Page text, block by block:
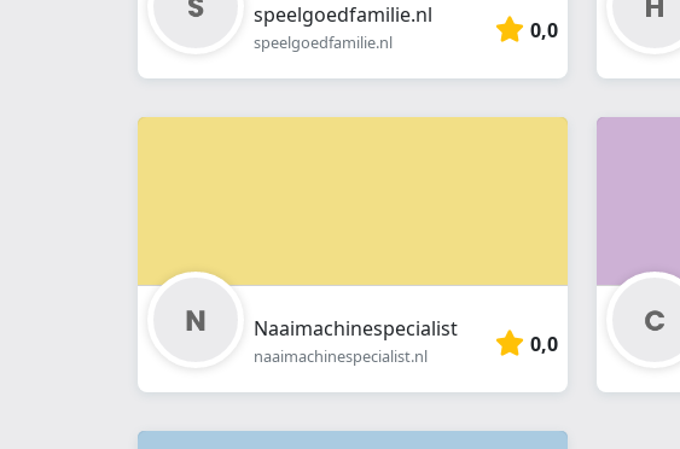
speelgoedfamilie.nl
speelgoedfamilie.nl 0,0
Naaimachinespecialist
naaimachinespecialist.nl 0,0